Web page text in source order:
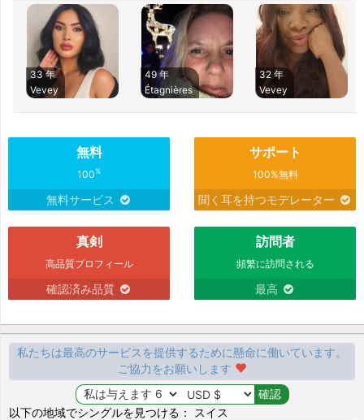
33 年
Vevey
49 年
Étagnières
32 年
Vevey
無料
100%
無料サービス
サポート
100%無料
聞く耳を持つモデレーター
真剣
高品質プロフィール
確認済み品質
訪問者
頻繁に訪問される
最高
私たちは最高のサービスを提供するために懸命に働いています。
ご協力をお願いします
以下の地域でシングルを見つける： スイス